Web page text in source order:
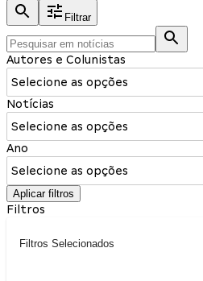
Filtrar
Autores e Colunistas
Selecione as opções
Notícias
Selecione as opções
Ano
Selecione as opções
Aplicar filtros
Filtros
Filtros Selecionados